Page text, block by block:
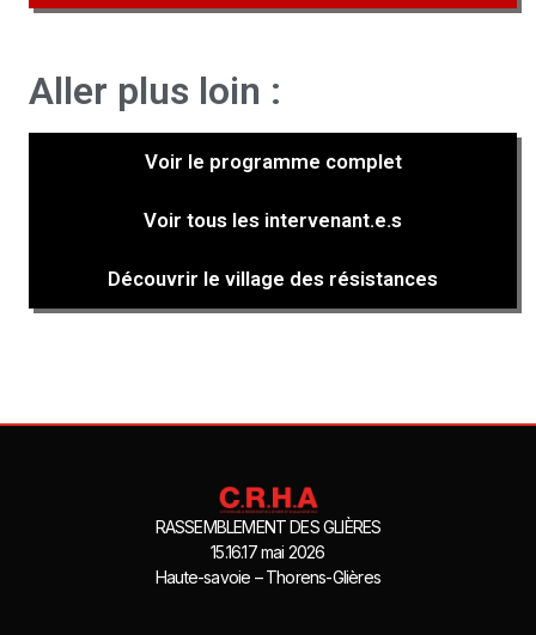
Aller plus loin :
Voir le programme complet
Voir tous les intervenant.e.s
Découvrir le village des résistances
RASSEMBLEMENT DES GLIÈRES
15.16.17 mai 2026
Haute-savoie – Thorens-Glières